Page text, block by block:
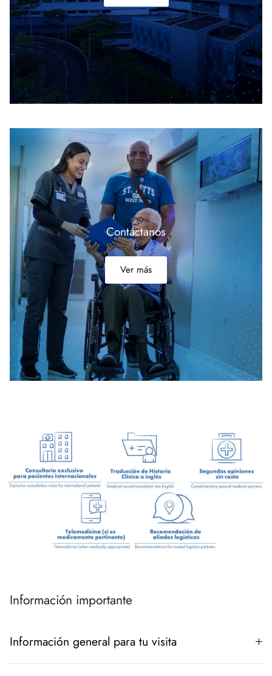
Contáctanos
Ver más
Información importante
Información general para tu visita